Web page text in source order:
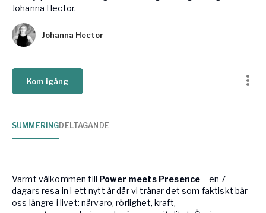
Vården – Yogobe Health & Care
Så stöttar Yogobe patienter, förskrivare och sjukvården
FaR
Företag
Stöd till arbetsgivare, försäkringsbolag & organisationer
Pausa Smart
Johanna Hector.
Johanna Hector
Kom igång
SUMMERINGDELTAGANDE
Varmt välkommen till Power meets Presence – en 7-
dagars resa in i ett nytt år där vi tränar det som faktiskt bär
oss längre i livet: närvaro, rörlighet, kraft,